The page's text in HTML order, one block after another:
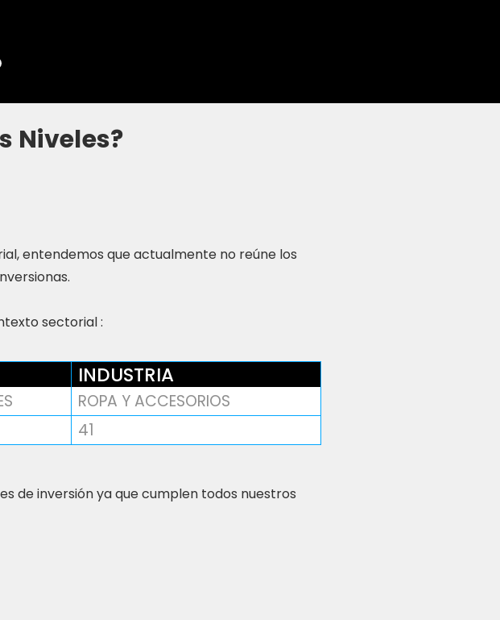
Niveles?
entendemos que actualmente no reúne los
sectorial :
INDUSTRIA
ROPA Y ACCESORIOS
41
de inversión ya que cumplen todos nuestros